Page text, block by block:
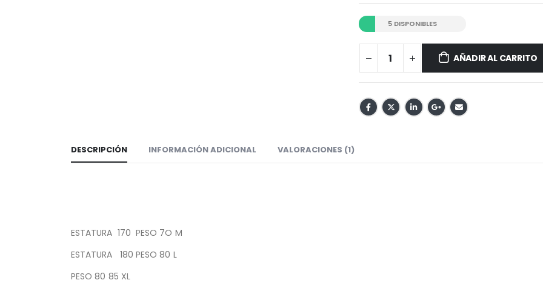
5 DISPONIBLES
AÑADIR AL CARRITO
DESCRIPCIÓN INFORMACIÓN ADICIONAL VALORACIONES (1)
ESTATURA 170 PESO 7O M
ESTATURA 180 PESO 80 L
PESO 80 85 XL